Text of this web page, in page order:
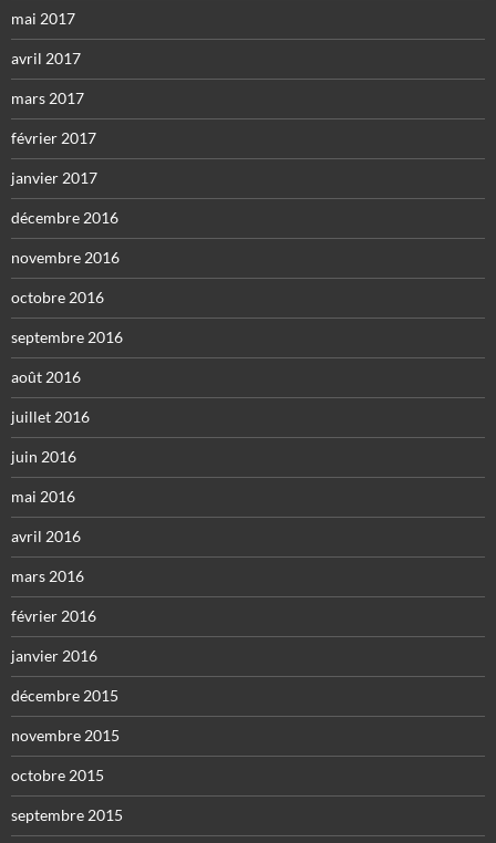
mai 2017
avril 2017
mars 2017
février 2017
janvier 2017
décembre 2016
novembre 2016
octobre 2016
septembre 2016
août 2016
juillet 2016
juin 2016
mai 2016
avril 2016
mars 2016
février 2016
janvier 2016
décembre 2015
novembre 2015
octobre 2015
septembre 2015